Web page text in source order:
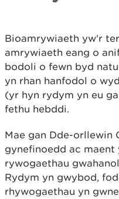
Bioamrywiaeth yw'r
amrywiaeth eang o
bodoli o fewn byd
yn rhan hanfodol o
(yr hyn rydym yn eu
fethu hebddi.
Mae gan Dde-orllewin
gynefinoedd ac
rywogaethau
Rydym yn gwybod,
rhywogaethau yn